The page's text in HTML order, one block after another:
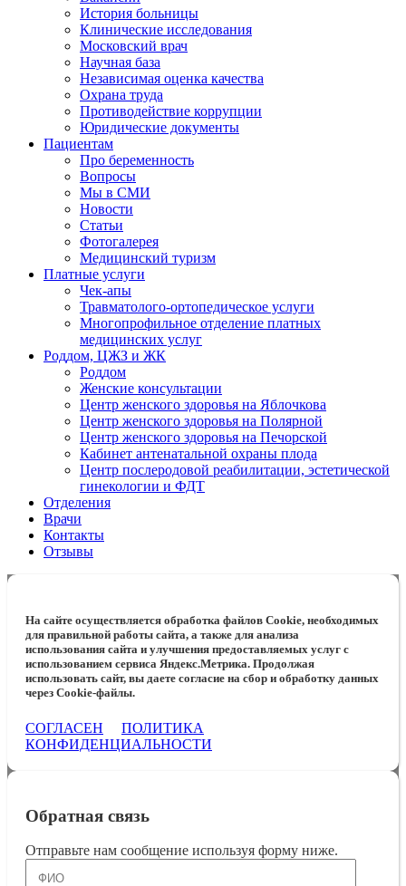
История больницы
Клинические исследования
Московский врач
Научная база
Независимая оценка качества
Охрана труда
Противодействие коррупции
Юридические документы
Пациентам
Про беременность
Вопросы
Мы в СМИ
Новости
Статьи
Фотогалерея
Медицинский туризм
Платные услуги
Чек-апы
Травматолого-ортопедическое услуги
Многопрофильное отделение платных
медицинских услуг
Роддом, ЦЖЗ и ЖК
Роддом
Женские консультации
Центр женского здоровья на Яблочкова
Центр женского здоровья на Полярной
Центр женского здоровья на Печорской
Кабинет антенатальной охраны плода
Центр послеродовой реабилитации, эстетической
гинекологии и ФДТ
Отделения
Врачи
Контакты
Отзывы
На сайте осуществляется обработка файлов Cookie, необходимых
для правильной работы сайта, а также для анализа
использования сайта и улучшения предоставляемых услуг с
использованием сервиса Яндекс.Метрика. Продолжая
использовать сайт, вы даете согласие на сбор и обработку данных
через Cookie-файлы.
СОГЛАСЕН
ПОЛИТИКА
КОНФИДЕНЦИАЛЬНОСТИ
Обратная связь
Отправьте нам сообщение используя форму ниже.